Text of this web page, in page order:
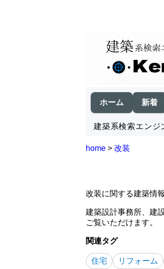
ホーム 新着
建築系検索エンジ
home > 改装
改装に関する建築情
建築設計事務所、建
ご覧いただけます。
関連タグ
住宅 リフォーム